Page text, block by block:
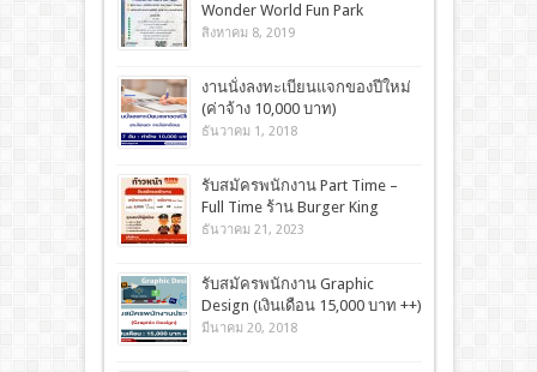
Wonder World Fun Park
สิงหาคม 8, 2019
งานนั่งลงทะเบียนแจกของปีใหม่
(ค่าจ้าง 10,000 บาท)
ธันวาคม 1, 2018
รับสมัครพนักงาน Part Time –
Full Time ร้าน Burger King
ธันวาคม 21, 2023
รับสมัครพนักงาน Graphic
Design (เงินเดือน 15,000 บาท ++)
มีนาคม 20, 2018